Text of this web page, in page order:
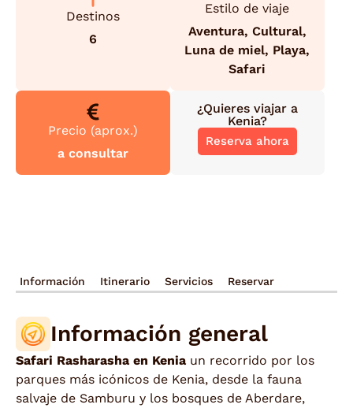
Destinos
6
Estilo de viaje
Aventura, Cultural,
Luna de miel, Playa,
Safari
Precio (aprox.)
a consultar
¿Quieres viajar a
Kenia?
Reserva ahora
Información Itinerario Servicios Reservar
Información general
Safari Rasharasha en Kenia un recorrido por los
parques más icónicos de Kenia, desde la fauna
salvaje de Samburu y los bosques de Aberdare,